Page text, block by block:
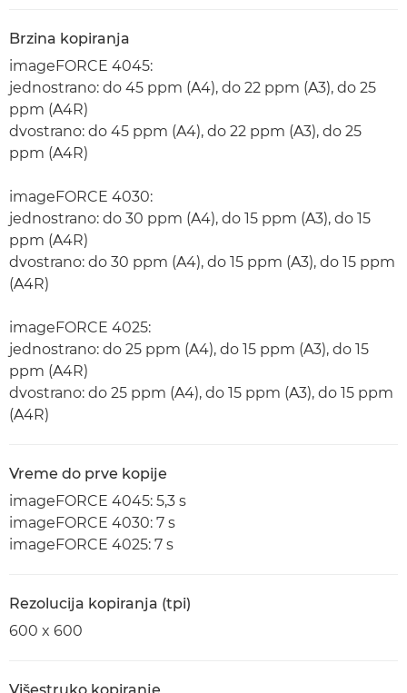
Brzina kopiranja
imageFORCE 4045:
jednostrano: do 45 ppm (A4), do 22 ppm (A3), do 25
ppm (A4R)
dvostrano: do 45 ppm (A4), do 22 ppm (A3), do 25
ppm (A4R)
imageFORCE 4030:
jednostrano: do 30 ppm (A4), do 15 ppm (A3), do 15
ppm (A4R)
dvostrano: do 30 ppm (A4), do 15 ppm (A3), do 15 ppm
(A4R)
imageFORCE 4025:
jednostrano: do 25 ppm (A4), do 15 ppm (A3), do 15
ppm (A4R)
dvostrano: do 25 ppm (A4), do 15 ppm (A3), do 15 ppm
(A4R)
Vreme do prve kopije
imageFORCE 4045: 5,3 s
imageFORCE 4030: 7 s
imageFORCE 4025: 7 s
Rezolucija kopiranja (tpi)
600 x 600